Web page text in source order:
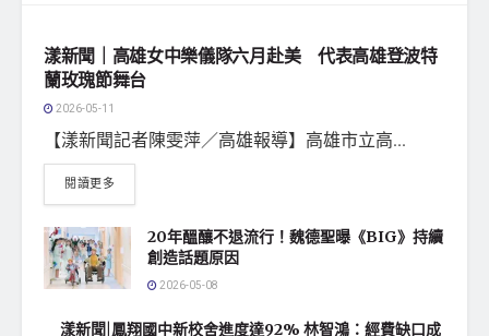
漾新聞｜高雄女中樂儀隊六月赴美 代表高雄登波特
蘭玫瑰節舞台
2026-05-11
【漾新聞記者陳雯萍／高雄報導】高雄市立高...
閱讀更多
20年醞釀不退流行！魏德聖曝《BIG》持續
創造話題原因
2026-05-08
漾新聞|鳳翔國中新校舍進度達92% 林智鴻：經費缺口成